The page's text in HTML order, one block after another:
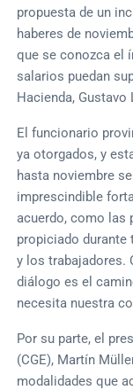
propuesta de un
haberes de
que se conozca el
salarios puedan
Hacienda, Gustavo
El funcionario
ya otorgados, y
hasta noviembre
imprescindible
acuerdo, como las
propiciado durante
y los trabajadores.
diálogo es el
necesita nuestra
Por su parte, el
(CGE), Martín
modalidades que